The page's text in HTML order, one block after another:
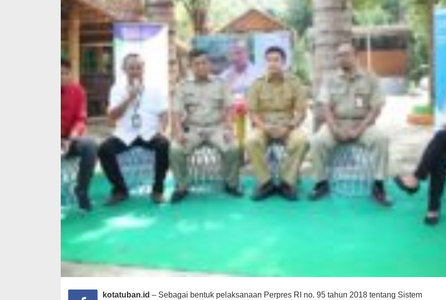
kotatuban.id – Sebagai bentuk pelaksanaan Perpres RI no. 95 tahun 2018 tentang Sistem